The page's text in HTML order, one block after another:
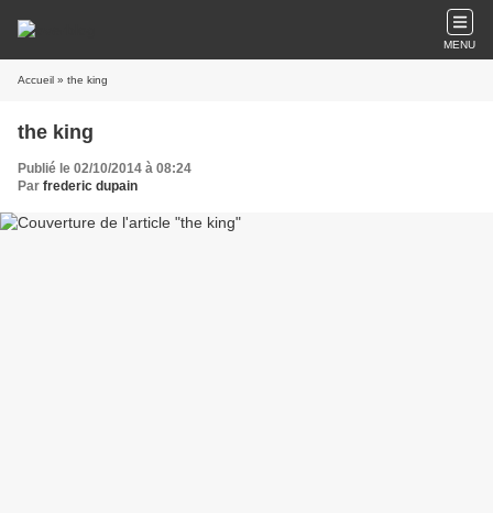
MENU
Accueil » the king
the king
Publié le 02/10/2014 à 08:24
Par frederic dupain